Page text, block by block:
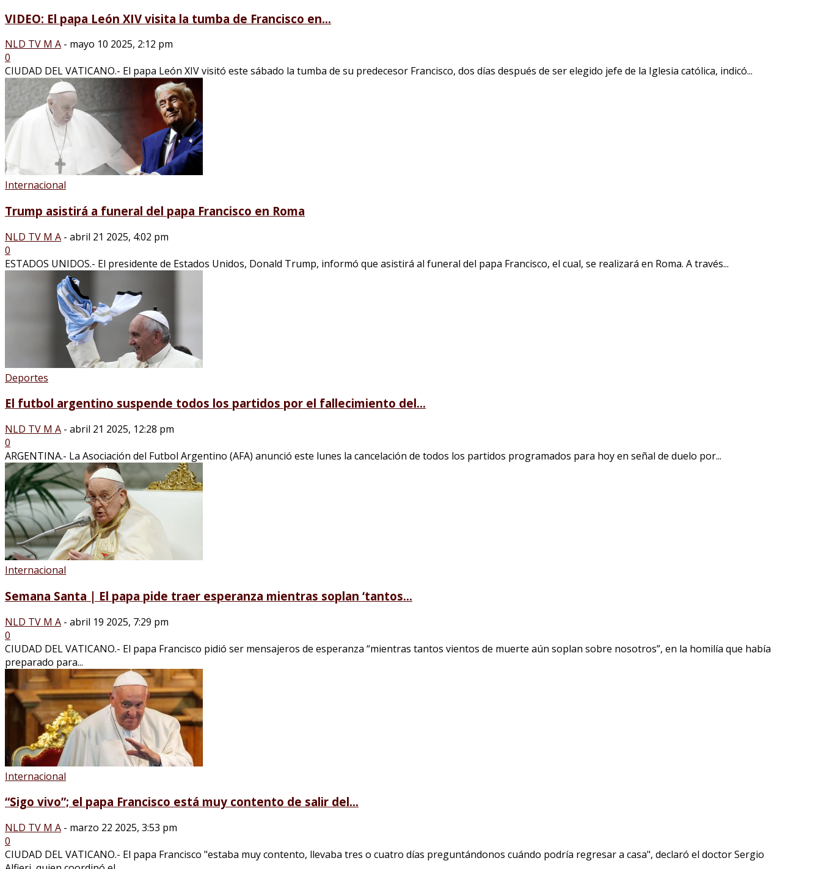
VIDEO: El papa León XIV visita la tumba de Francisco en...
NLD TV M A - mayo 10 2025, 2:12 pm
0
CIUDAD DEL VATICANO.- El papa León XIV visitó este sábado la tumba de su predecesor Francisco, dos días después de ser elegido jefe de la Iglesia católica, indicó...
Internacional
Trump asistirá a funeral del papa Francisco en Roma
NLD TV M A - abril 21 2025, 4:02 pm
0
ESTADOS UNIDOS.- El presidente de Estados Unidos, Donald Trump, informó que asistirá al funeral del papa Francisco, el cual, se realizará en Roma. A través...
Deportes
El futbol argentino suspende todos los partidos por el fallecimiento del...
NLD TV M A - abril 21 2025, 12:28 pm
0
ARGENTINA.- La Asociación del Futbol Argentino (AFA) anunció este lunes la cancelación de todos los partidos programados para hoy en señal de duelo por...
Internacional
Semana Santa | El papa pide traer esperanza mientras soplan ‘tantos...
NLD TV M A - abril 19 2025, 7:29 pm
0
CIUDAD DEL VATICANO.- El papa Francisco pidió ser mensajeros de esperanza “mientras tantos vientos de muerte aún soplan sobre nosotros”, en la homilía que había
preparado para...
Internacional
“Sigo vivo”; el papa Francisco está muy contento de salir del...
NLD TV M A - marzo 22 2025, 3:53 pm
0
CIUDAD DEL VATICANO.- El papa Francisco "estaba muy contento, llevaba tres o cuatro días preguntándonos cuándo podría regresar a casa", declaró el doctor Sergio